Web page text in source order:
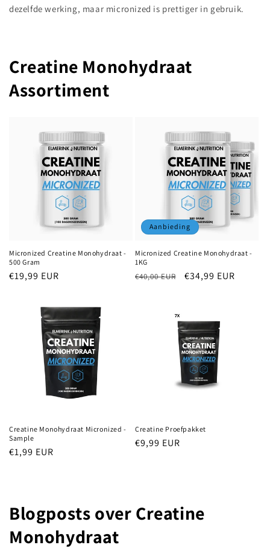
dezelfde werking, maar micronized is prettiger in gebruik.
Creatine Monohydraat
Assortiment
Micronized Creatine Monohydraat -
500 Gram
Normale
€19,99 EUR
Aanbieding
Micronized Creatine Monohydraat -
1KG
Normale
€40,00 EUR Aanbiedingsprijs
€34,99 EUR
Creatine Monohydraat Micronized -
Sample
Normale
€1,99 EUR
Creatine Proefpakket
Normale
€9,99 EUR
Blogposts over Creatine
Monohydraat